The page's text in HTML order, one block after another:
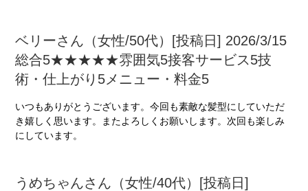
ベリーさん（女性/50代）[投稿日] 2026/3/15
総合5★★★★★雰囲気5接客サービス5技
術・仕上がり5メニュー・料金5
いつもありがとうございます。今回も素敵な髪型にしていただ
き嬉しく思います。またよろしくお願いします。次回も楽しみ
にしています。
うめちゃんさん（女性/40代）[投稿日]